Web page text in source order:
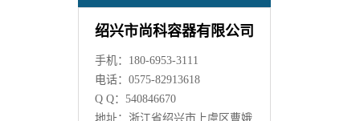
绍兴市尚科容器有限公司
手机：180-6953-3111
电话：0575-82913618
Q Q：540846670
地址：浙江省绍兴市上虞区曹娥